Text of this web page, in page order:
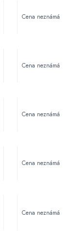
Cena neznámá
Cena neznámá
Cena neznámá
Cena neznámá
Cena neznámá